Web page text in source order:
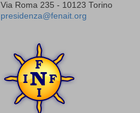
Via Roma 235 - 10123 Torino
presidenza@fenait.org